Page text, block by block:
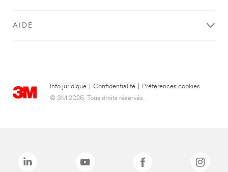
AIDE
Info juridique Confidentialité
Préférences cookies
© 3M 2026. Tous droits réservés.